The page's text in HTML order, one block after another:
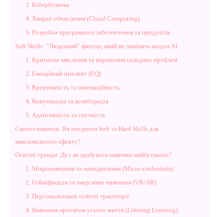
3. Кібербезпека
4. Хмарні обчислення (Cloud Computing)
5. Розробка програмного забезпечення та продуктів
Soft Skills: “Людський” фактор, який не замінить жоден AI
1. Критичне мислення та вирішення складних проблем
2. Емоційний інтелект (EQ)
3. Креативність та інноваційність
4. Комунікація та колаборація
5. Адаптивність та гнучкість
Синтез навичок: Як поєднати Soft та Hard Skills для
максимального ефекту?
Освітні тренди: Де і як здобувати навички майбутнього?
1. Мікронавчання та нанодипломи (Micro-credentials)
2. Гейміфікація та імерсивне навчання (VR/AR)
3. Персоналізовані освітні траєкторії
4. Навчання протягом усього життя (Lifelong Learning)